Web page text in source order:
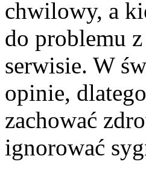
chwilowy, a
do problemu
serwisie. W
opinie,
zachować
ignorować